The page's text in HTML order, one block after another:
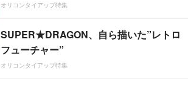
オリコンタイアップ特集
SUPER★DRAGON、自ら描いた”レトロ
フューチャー”
オリコンタイアップ特集